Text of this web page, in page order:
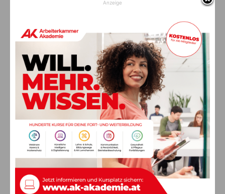
Durch die Bestimmungen der Pilzverordnung werden die
Eigentumsrechte nicht berührt. Der Waldeigentümer kann das
Sammeln von Pilzen untersagen, das heißt auch das Sammeln
von bis zu zwei Kilogramm pro Person und Tag muss vom
Grundeigentümer nicht geduldet werden.
Übertretungen der Sammelbestimmungen sind nach dem
Kärntner Naturschutzgesetz mit bis zu € 3.630,– zu
bestrafen.
Informationen:
Weitere Informationen erhalten Sie auch direkt bei der
Bezirkshauptmannschaft Hermagor unter Tel.
050
Anzeige